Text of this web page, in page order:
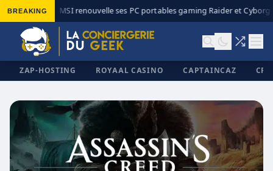
BREAKING◆ MSI renouvelle ses PC portables gaming Raider et Cyborg
ZAP-HOSTING ROYAAL CASINO CAPTAINCAZ
✕